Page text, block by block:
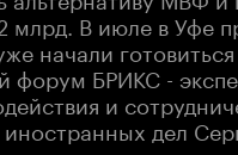
млрд. В июле в Уфе
начали готовиться
форум БРИКС -
и
дел